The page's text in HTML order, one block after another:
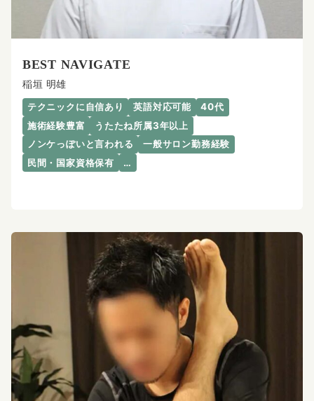
BEST NAVIGATE
稲垣 明雄
テクニックに自信あり 英語対応可能
40代
施術経験豊富
うたたね所属3年以上
ノンケっぽいと言われる
一般サロン勤務経験
民間・国家資格保有
…